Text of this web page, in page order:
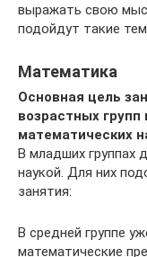
выражать свою
подойдут такие
Математика
Основная цель
возрастных
математических
В младших группах
наукой. Для них
занятия:
В средней группе
математические